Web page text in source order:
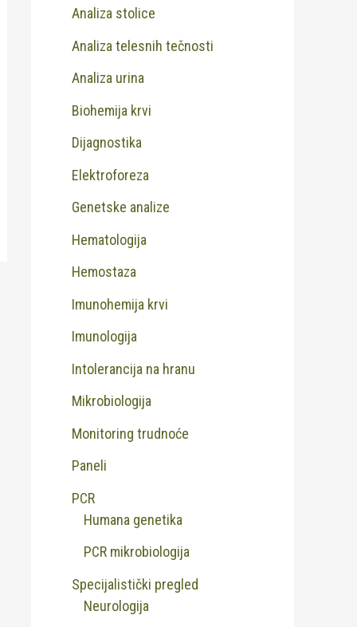
Analiza stolice
Analiza telesnih tečnosti
Analiza urina
Biohemija krvi
Dijagnostika
Elektroforeza
Genetske analize
Hematologija
Hemostaza
Imunohemija krvi
Imunologija
Intolerancija na hranu
Mikrobiologija
Monitoring trudnoće
Paneli
PCR
Humana genetika
PCR mikrobiologija
Specijalistički pregled
Neurologija